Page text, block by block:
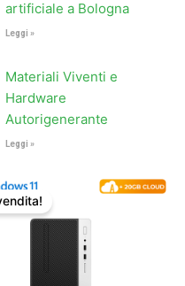
artificiale a Bologna
Leggi »
Materiali Viventi e
Hardware
Autorigenerante
Leggi »
Il
prezzo
originale
era:
€331,47.
Il